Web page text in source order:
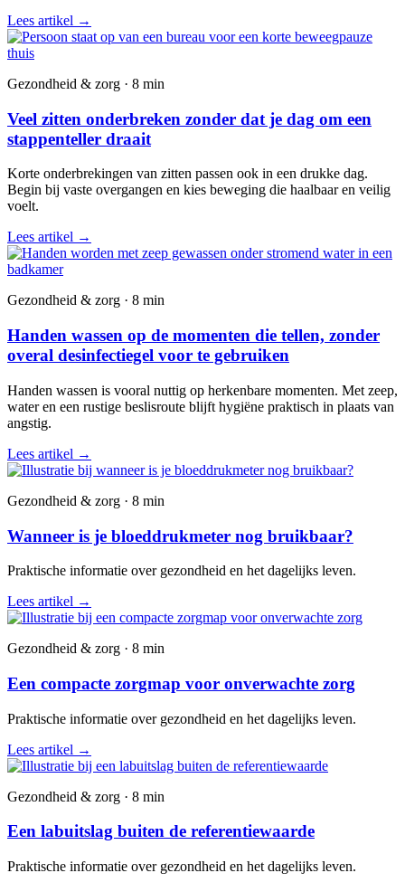
Lees artikel →
Gezondheid & zorg · 8 min
Veel zitten onderbreken zonder dat je dag om een
stappenteller draait
Korte onderbrekingen van zitten passen ook in een drukke dag.
Begin bij vaste overgangen en kies beweging die haalbaar en veilig
voelt.
Lees artikel →
Gezondheid & zorg · 8 min
Handen wassen op de momenten die tellen, zonder
overal desinfectiegel voor te gebruiken
Handen wassen is vooral nuttig op herkenbare momenten. Met zeep,
water en een rustige beslisroute blijft hygiëne praktisch in plaats van
angstig.
Lees artikel →
Gezondheid & zorg · 8 min
Wanneer is je bloeddrukmeter nog bruikbaar?
Praktische informatie over gezondheid en het dagelijks leven.
Lees artikel →
Gezondheid & zorg · 8 min
Een compacte zorgmap voor onverwachte zorg
Praktische informatie over gezondheid en het dagelijks leven.
Lees artikel →
Gezondheid & zorg · 8 min
Een labuitslag buiten de referentiewaarde
Praktische informatie over gezondheid en het dagelijks leven.